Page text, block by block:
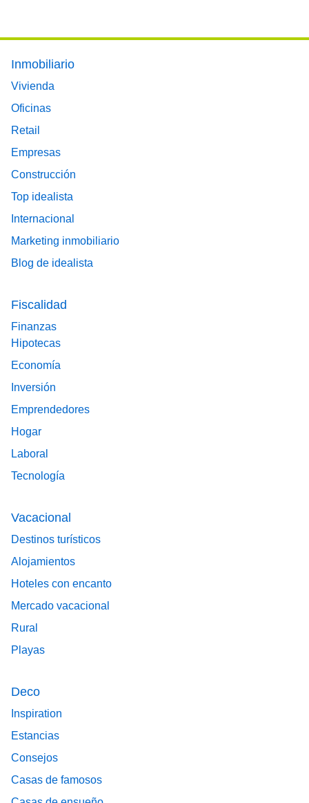
Footer main menu
Inmobiliario
Vivienda
Oficinas
Retail
Empresas
Construcción
Top idealista
Internacional
Marketing inmobiliario
Blog de idealista
Fiscalidad
Finanzas
Hipotecas
Economía
Inversión
Emprendedores
Hogar
Laboral
Tecnología
Vacacional
Destinos turísticos
Alojamientos
Hoteles con encanto
Mercado vacacional
Rural
Playas
Deco
Inspiration
Estancias
Consejos
Casas de famosos